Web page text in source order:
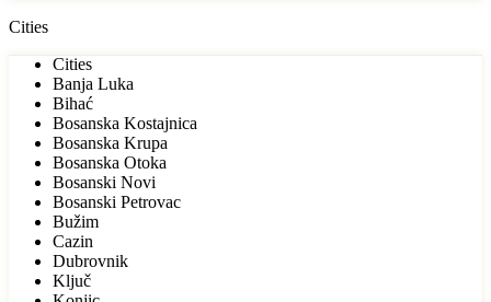
Cities
Cities
Banja Luka
Bihać
Bosanska Kostajnica
Bosanska Krupa
Bosanska Otoka
Bosanski Novi
Bosanski Petrovac
Bužim
Cazin
Dubrovnik
Ključ